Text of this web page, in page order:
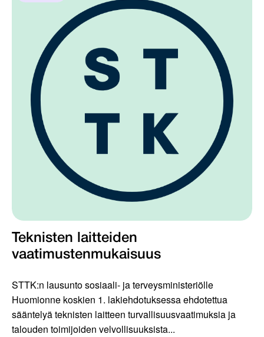
Teknisten laitteiden
vaatimustenmukaisuus
STTK:n lausunto sosiaali- ja terveysministeriölle
Huomionne koskien 1. lakiehdotuksessa ehdotettua
sääntelyä teknisten laitteen turvallisuusvaatimuksia ja
talouden toimijoiden velvollisuuksista...